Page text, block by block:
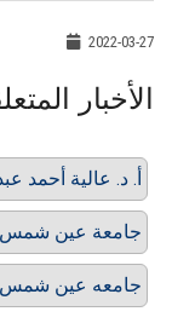
2022-03-27
الأخبار
أ. د. عالية أحمد
جامعة عين شمس
جامعه عين شمس